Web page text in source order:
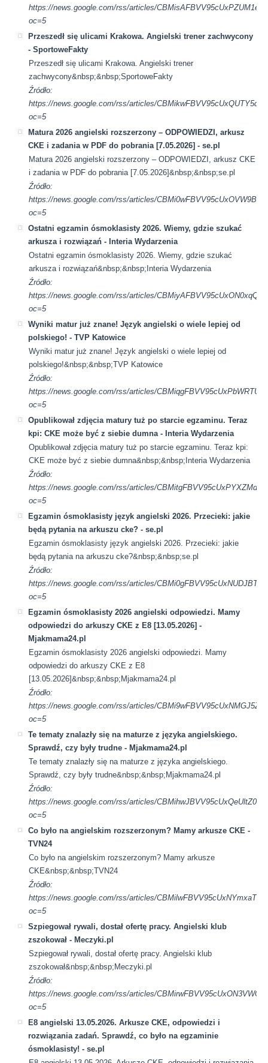
https://news.google.com/rss/articles/
oc=5
Przeszedł się ulicami Krakowa. Angielski trener zachwycony
- SportoweFakty
Przeszedł się ulicami Krakowa. Angielski trener
zachwycony&nbsp;&nbsp;SportoweFakty
Źródło:
https://news.google.com/rss/articles/
oc=5
Matura 2026 angielski rozszerzony – ODPOWIEDZI, arkusz
CKE i zadania w PDF do pobrania [7.05.2026] - se.pl
Matura 2026 angielski rozszerzony – ODPOWIEDZI, arkusz CKE
i zadania w PDF do pobrania [7.05.2026]&nbsp;&nbsp;se.pl
Źródło:
https://news.google.com/rss/articles/
oc=5
Ostatni egzamin ósmoklasisty 2026. Wiemy, gdzie szukać
arkusza i rozwiązań - Interia Wydarzenia
Ostatni egzamin ósmoklasisty 2026. Wiemy, gdzie szukać
arkusza i rozwiązań&nbsp;&nbsp;Interia Wydarzenia
Źródło:
https://news.google.com/rss/articles/
oc=5
Wyniki matur już znane! Język angielski o wiele lepiej od
polskiego! - TVP Katowice
Wyniki matur już znane! Język angielski o wiele lepiej od
polskiego!&nbsp;&nbsp;TVP Katowice
Źródło:
https://news.google.com/rss/articles/
oc=5
Opublikował zdjęcia matury tuż po starcie egzaminu. Teraz
kpi: CKE może być z siebie dumna - Interia Wydarzenia
Opublikował zdjęcia matury tuż po starcie egzaminu. Teraz kpi:
CKE może być z siebie dumna&nbsp;&nbsp;Interia Wydarzenia
Źródło:
https://news.google.com/rss/articles/
oc=5
Egzamin ósmoklasisty język angielski 2026. Przecieki: jakie
będą pytania na arkuszu cke? - se.pl
Egzamin ósmoklasisty język angielski 2026. Przecieki: jakie
będą pytania na arkuszu cke?&nbsp;&nbsp;se.pl
Źródło:
https://news.google.com/rss/articles/
oc=5
Egzamin ósmoklasisty 2026 angielski odpowiedzi. Mamy
odpowiedzi do arkuszy CKE z E8 [13.05.2026] -
Mjakmama24.pl
Egzamin ósmoklasisty 2026 angielski odpowiedzi. Mamy
odpowiedzi do arkuszy CKE z E8
[13.05.2026]&nbsp;&nbsp;Mjakmama24.pl
Źródło:
https://news.google.com/rss/articles/
oc=5
Te tematy znalazły się na maturze z języka angielskiego.
Sprawdź, czy były trudne - Mjakmama24.pl
Te tematy znalazły się na maturze z języka angielskiego.
Sprawdź, czy były trudne&nbsp;&nbsp;Mjakmama24.pl
Źródło:
https://news.google.com/rss/articles/
oc=5
Co było na angielskim rozszerzonym? Mamy arkusze CKE -
TVN24
Co było na angielskim rozszerzonym? Mamy arkusze
CKE&nbsp;&nbsp;TVN24
Źródło:
https://news.google.com/rss/articles/
oc=5
Szpiegował rywali, dostał ofertę pracy. Angielski klub
zszokował - Meczyki.pl
Szpiegował rywali, dostał ofertę pracy. Angielski klub
zszokował&nbsp;&nbsp;Meczyki.pl
Źródło:
https://news.google.com/rss/articles/
oc=5
E8 angielski 13.05.2026. Arkusze CKE, odpowiedzi i
rozwiązania zadań. Sprawdź, co było na egzaminie
ósmoklasisty! - se.pl